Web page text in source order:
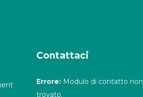
Contattaci
Errore: Modulo di contatto non
trovato.